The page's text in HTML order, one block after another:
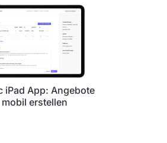
iPad App: Angebote
mobil erstellen